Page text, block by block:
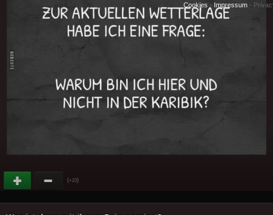
(+23)
Cookies - Impressum -